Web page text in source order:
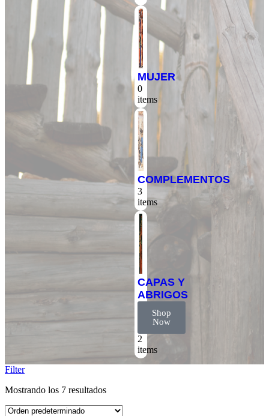
MUJER
0
items
COMPLEMENTOS
3
items
CAPAS Y
ABRIGOS
Shop
Now
2
items
Filter
Mostrando los 7 resultados